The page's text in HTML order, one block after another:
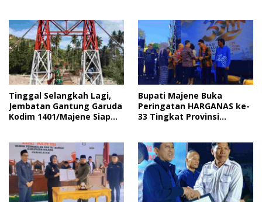
Tanah Air
Tinggal Selangkah Lagi,
Jembatan Gantung Garuda
Kodim 1401/Majene Siap
Bupati Majene Buka
Peringatan HARGANAS ke-
33 Tingkat Provinsi
Keluarga